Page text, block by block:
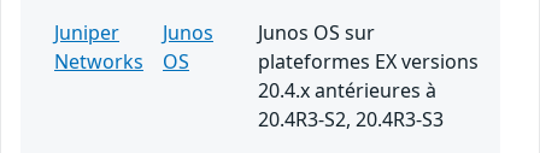
Juniper
Networks
Junos
OS
Junos OS sur
plateformes EX versions
20.4.x antérieures à
20.4R3-S2, 20.4R3-S3